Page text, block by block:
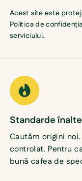
Acest site este
Politica de
serviciului.
Standarde
Cautăm origini
controlat. Pentru
bună cafea de